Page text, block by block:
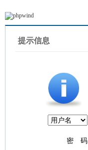
提示信息
密 码